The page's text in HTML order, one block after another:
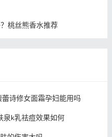
桃丝熊香水推荐
诗修女面霜孕妇能用吗
泉k乳祛痘效果如何